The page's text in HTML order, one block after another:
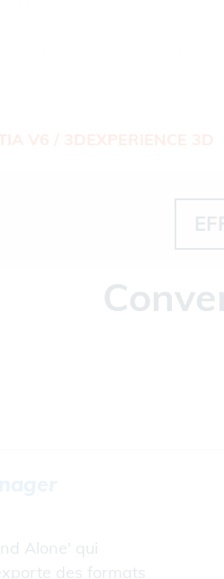
Alone' qui
des formats